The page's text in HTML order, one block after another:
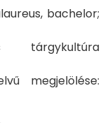
bachelor;
tárgykultúra
megjelölése: